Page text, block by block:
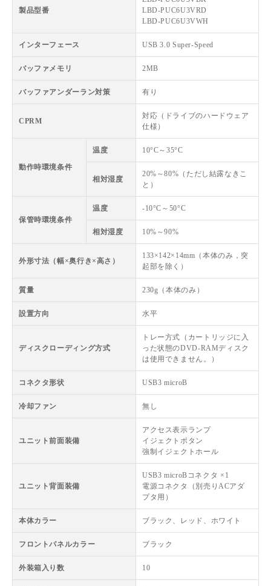
製品型番
LBD-PUC6U3VRD
LBD-PUC6U3VWH
インターフェース USB 3.0 Super-Speed
バッファメモリ 2MB
バッファアンダーラン対策 有り
CPRM
対応（ドライブのハードウェア
仕様）
動作時環境条件
温度 10°C～35°C
相対湿度
20%～80%（ただし結露なきこ
と）
保管時環境条件
温度 -10°C～50°C
相対湿度 10%～90%
外形寸法（幅×奥行き×高さ）
133×142×14mm（本体のみ，突
起部を除く）
質量 230g（本体のみ）
設置方向 水平
ディスクローディング方式
トレー方式（カートリッジに入
った状態のDVD-RAMディスク
は使用できません。）
コネクタ形状 USB3 microB
冷却ファン 無し
ユニット前面装備
アクセス表示ランプ
イジェクトボタン
強制イジェクトホール
ユニット背面装備
USB3 microBコネクタ ×1
電源コネクタ（別売りACアダ
プタ用）
本体カラー ブラック、レッド、ホワイト
フロントパネルカラー ブラック
外装箱入り数 10